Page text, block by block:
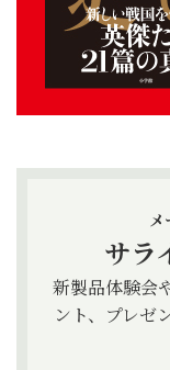
メ
サラ
新製品体験会
ント、プレゼ